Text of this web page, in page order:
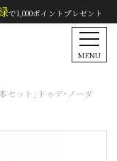
で1,000ポイントプレゼント
MENU
セット」ドゥデ・ノーダ